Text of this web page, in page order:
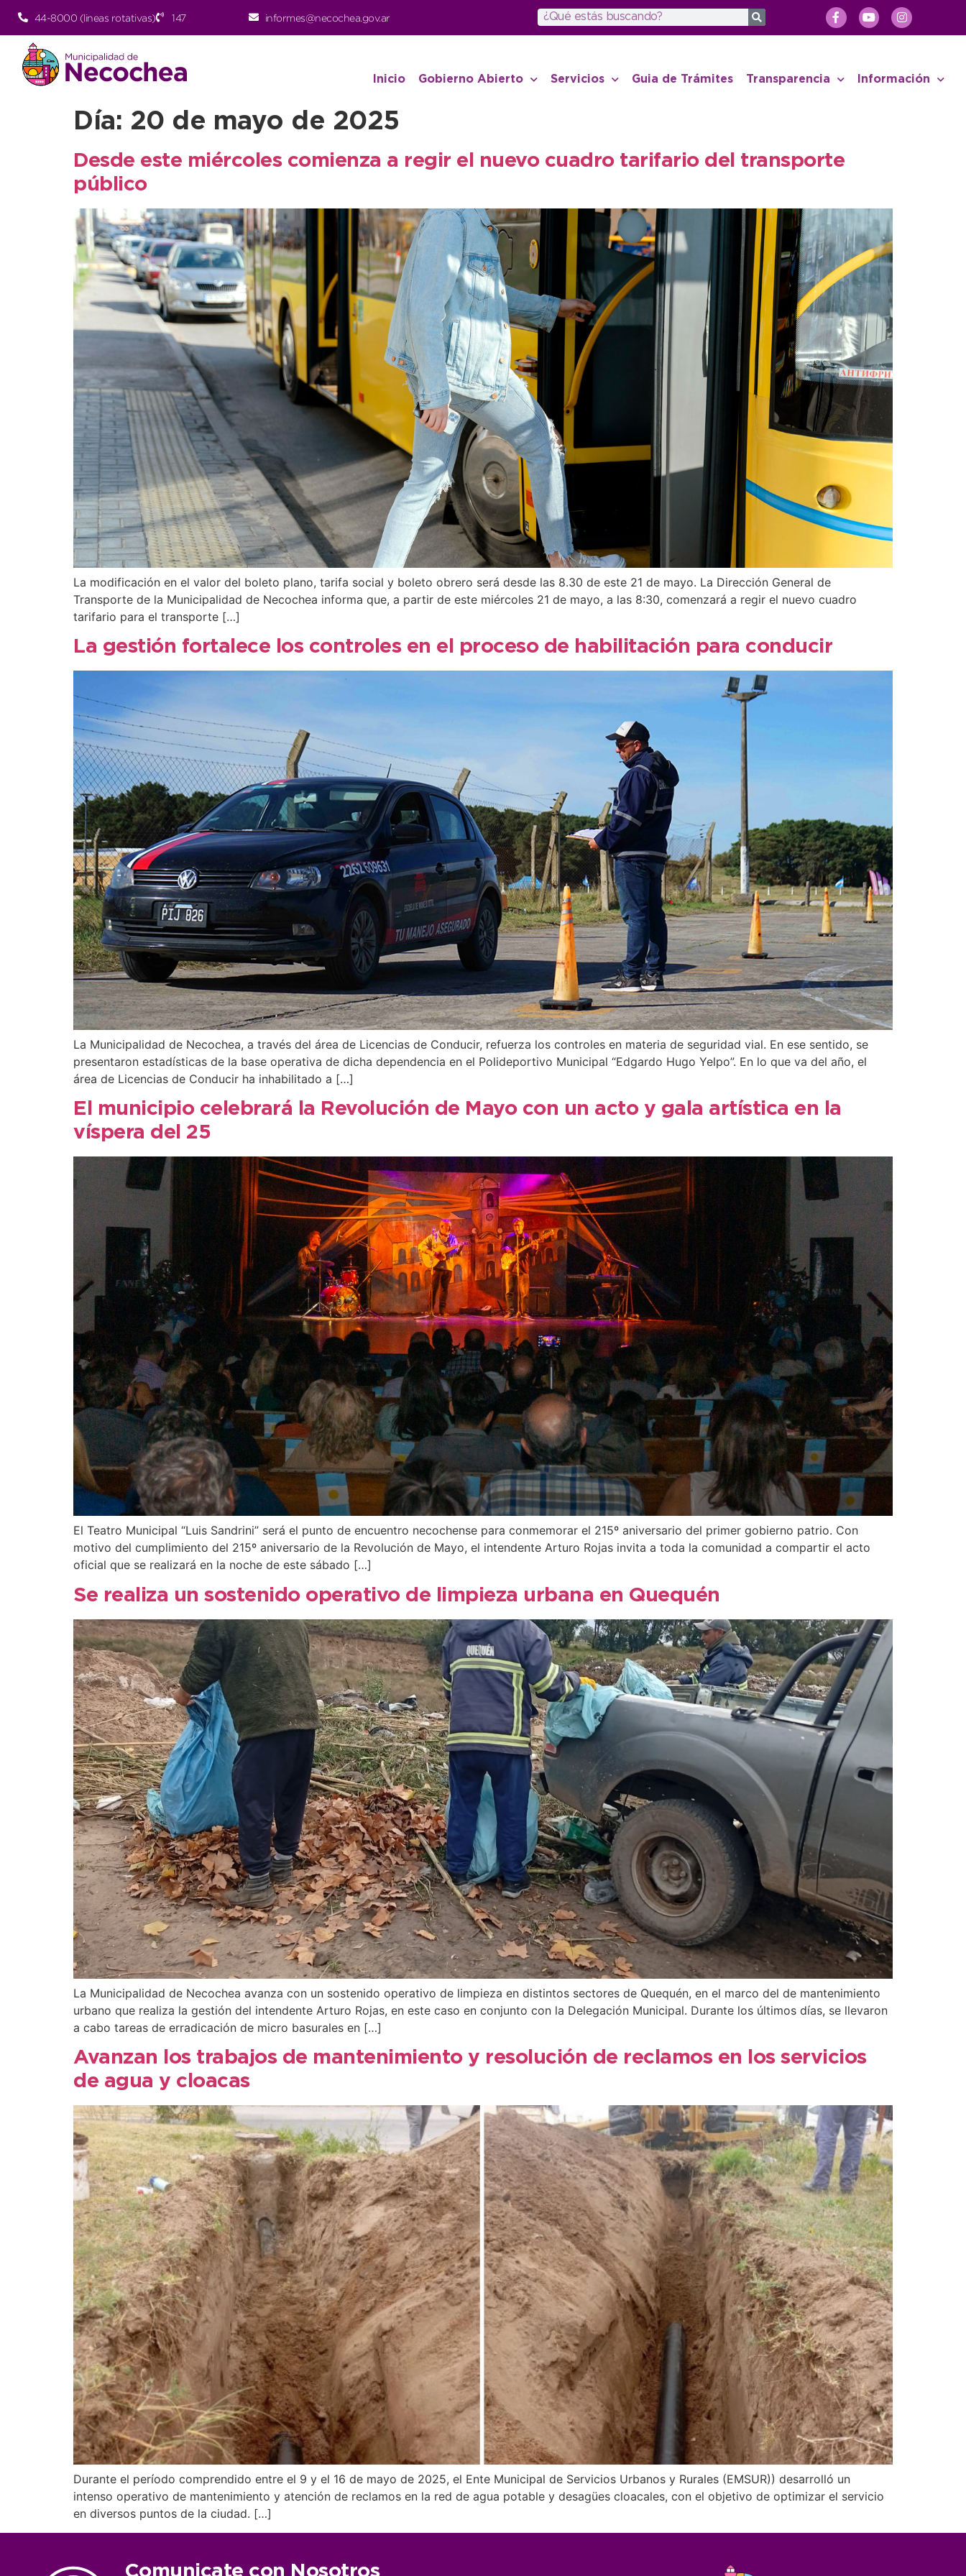
44-8000 (lineas rotativas) 147 informes@necochea.gov.ar
Inicio Gobierno Abierto Servicios Guia de Trámites Transparencia Información
Día: 20 de mayo de 2025
Desde este miércoles comienza a regir el nuevo cuadro tarifario del transporte
público
La modificación en el valor del boleto plano, tarifa social y boleto obrero será desde las 8.30 de este 21 de mayo. La Dirección General de
Transporte de la Municipalidad de Necochea informa que, a partir de este miércoles 21 de mayo, a las 8:30, comenzará a regir el nuevo cuadro
tarifario para el transporte […]
La gestión fortalece los controles en el proceso de habilitación para conducir
La Municipalidad de Necochea, a través del área de Licencias de Conducir, refuerza los controles en materia de seguridad vial. En ese sentido, se
presentaron estadísticas de la base operativa de dicha dependencia en el Polideportivo Municipal “Edgardo Hugo Yelpo”. En lo que va del año, el
área de Licencias de Conducir ha inhabilitado a […]
El municipio celebrará la Revolución de Mayo con un acto y gala artística en la
víspera del 25
El Teatro Municipal “Luis Sandrini” será el punto de encuentro necochense para conmemorar el 215º aniversario del primer gobierno patrio. Con
motivo del cumplimiento del 215º aniversario de la Revolución de Mayo, el intendente Arturo Rojas invita a toda la comunidad a compartir el acto
oficial que se realizará en la noche de este sábado […]
Se realiza un sostenido operativo de limpieza urbana en Quequén
La Municipalidad de Necochea avanza con un sostenido operativo de limpieza en distintos sectores de Quequén, en el marco del de mantenimiento
urbano que realiza la gestión del intendente Arturo Rojas, en este caso en conjunto con la Delegación Municipal. Durante los últimos días, se llevaron
a cabo tareas de erradicación de micro basurales en […]
Avanzan los trabajos de mantenimiento y resolución de reclamos en los servicios
de agua y cloacas
Durante el período comprendido entre el 9 y el 16 de mayo de 2025, el Ente Municipal de Servicios Urbanos y Rurales (EMSUR)) desarrolló un
intenso operativo de mantenimiento y atención de reclamos en la red de agua potable y desagües cloacales, con el objetivo de optimizar el servicio
en diversos puntos de la ciudad. […]
Comunicate con Nosotros